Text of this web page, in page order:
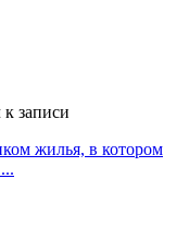
записи
жилья, в котором